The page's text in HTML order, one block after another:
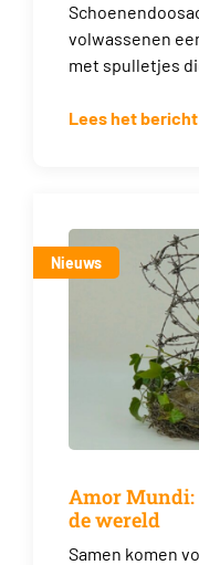
volwassenen
met spulletjes
Lees het bericht
Nieuws
Amor Mundi:
de wereld
Samen komen